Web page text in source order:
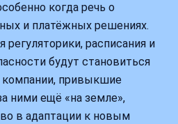
когда речь о
и платёжных решениях.
расписания и
будут становиться
компании, привыкшие
ними ещё «на земле»,
в адаптации к новым